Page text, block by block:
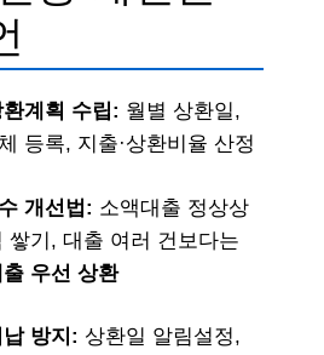
계획 수립: 월별 상환일,
등록, 지출·상환비율 산정
개선법: 소액대출 정상상
쌓기, 대출 여러 건보다는
우선 상환
방지: 상환일 알림설정,